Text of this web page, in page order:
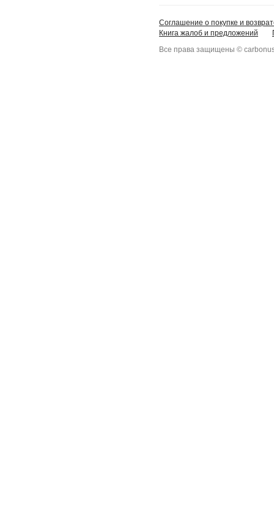
Соглашение о покупке и
Книга жалоб и предложений
Все права защищены ©